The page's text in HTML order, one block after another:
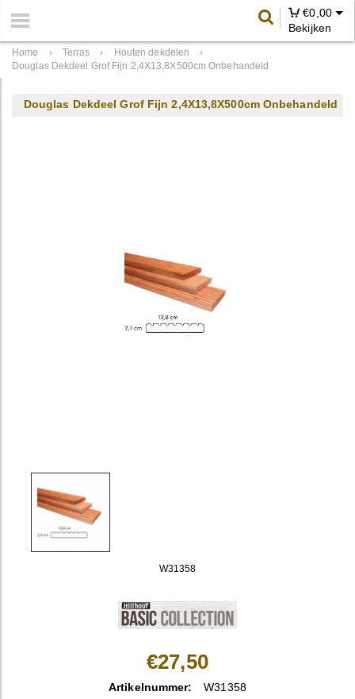
€0,00
Bekijken
Home › Terras › Houten dekdelen
›
Douglas Dekdeel Grof Fijn 2,4X13,8X500cm Onbehandeld
Douglas Dekdeel Grof Fijn 2,4X13,8X500cm Onbehandeld
W31358
€27,50
Artikelnummer:
W31358